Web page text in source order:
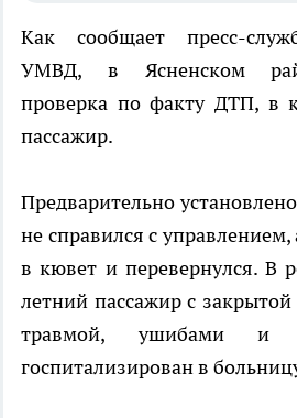
Как сообщает пресс-
УМВД, в Ясненском
проверка по факту ДТП, в
пассажир.
Предварительно
не справился с
в кювет и перевернулся. В
летний пассажир с
травмой, ушибами и
госпитализирован в